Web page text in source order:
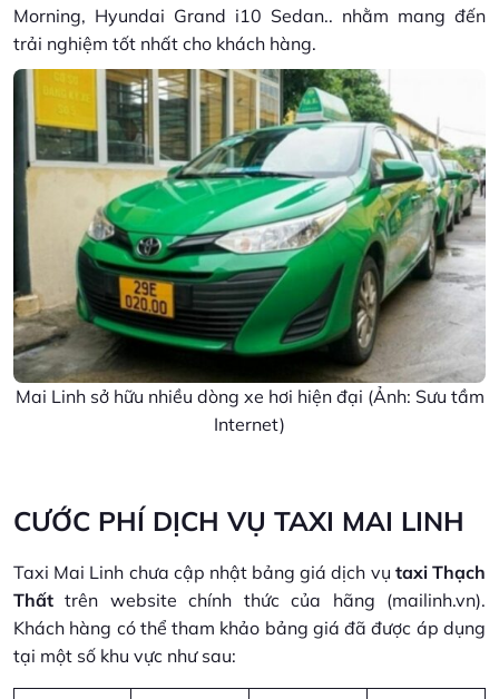
Morning, Hyundai Grand i10 Sedan.. nhằm mang đến
trải nghiệm tốt nhất cho khách hàng.
Mai Linh sở hữu nhiều dòng xe hơi hiện đại (Ảnh: Sưu tầm
Internet)
CƯỚC PHÍ DỊCH VỤ TAXI MAI LINH
Taxi Mai Linh chưa cập nhật bảng giá dịch vụ taxi Thạch
Thất trên website chính thức của hãng (mailinh.vn).
Khách hàng có thể tham khảo bảng giá đã được áp dụng
tại một số khu vực như sau: